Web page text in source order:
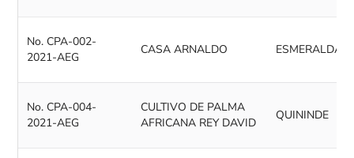
No. CPA-002-
2021-AEG
CASA ARNALDO ESMERALDAS
No. CPA-004-
2021-AEG
CULTIVO DE PALMA
AFRICANA REY DAVID
QUININDE